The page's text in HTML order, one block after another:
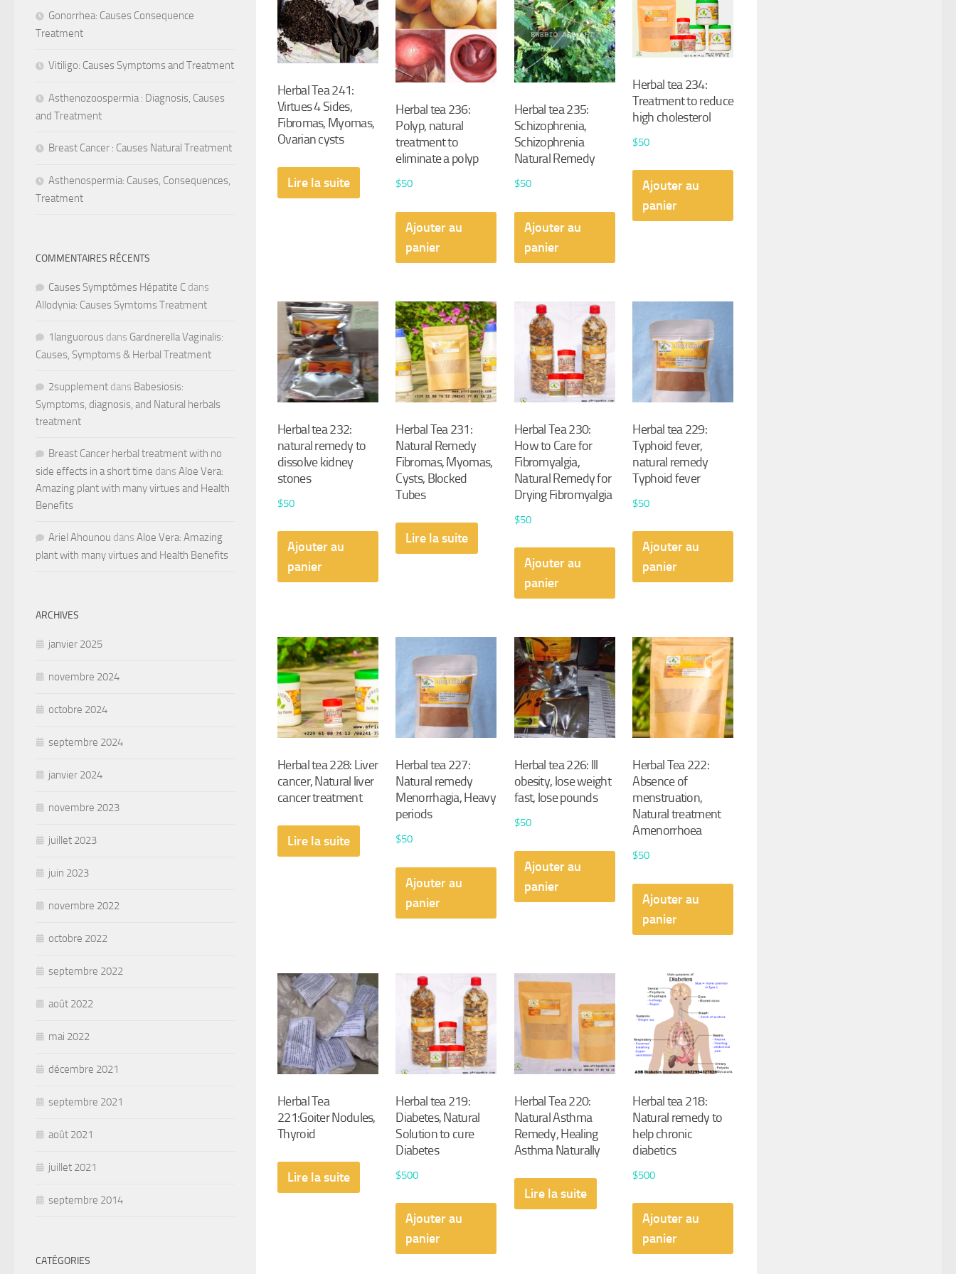
Herbal Tea 241:
Virtues 4 Sides,
Fibromas, Myomas,
Ovarian cysts
Lire la suite
Herbal tea 236:
Polyp, natural
treatment to
eliminate a polyp
$50
Ajouter au
panier
Herbal tea 235:
Schizophrenia,
Schizophrenia
Natural Remedy
$50
Ajouter au
panier
Herbal tea 234:
Treatment to reduce
high cholesterol
$50
Ajouter au
panier
Herbal tea 232:
natural remedy to
dissolve kidney
stones
$50
Ajouter au
panier
Herbal Tea 231:
Natural Remedy
Fibromas, Myomas,
Cysts, Blocked
Tubes
Lire la suite
Herbal Tea 230:
How to Care for
Fibromyalgia,
Natural Remedy for
Drying Fibromyalgia
$50
Ajouter au
panier
Herbal tea 229:
Typhoid fever,
natural remedy
Typhoid fever
$50
Ajouter au
panier
Herbal tea 228: Liver
cancer, Natural liver
cancer treatment
Lire la suite
Herbal tea 227:
Natural remedy
Menorrhagia, Heavy
periods
$50
Ajouter au
panier
Herbal tea 226: Ill
obesity, lose weight
fast, lose pounds
$50
Ajouter au
panier
Herbal Tea 222:
Absence of
menstruation,
Natural treatment
Amenorrhoea
$50
Ajouter au
panier
Herbal Tea
221:Goiter Nodules,
Thyroid
Lire la suite
Herbal tea 219:
Diabetes, Natural
Solution to cure
Diabetes
$500
Ajouter au
panier
Herbal Tea 220:
Natural Asthma
Remedy, Healing
Asthma Naturally
Lire la suite
Herbal tea 218:
Natural remedy to
help chronic
diabetics
$500
Ajouter au
panier
Gonorrhea: Causes Consequence
Treatment
Vitiligo: Causes Symptoms and Treatment
Asthenozoospermia : Diagnosis, Causes
and Treatment
Breast Cancer : Causes Natural Treatment
Asthenospermia: Causes, Consequences,
Treatment
COMMENTAIRES RÉCENTS
Causes Symptômes Hépatite C dans
Allodynia: Causes Symtoms Treatment
1languorous dans Gardnerella Vaginalis:
Causes, Symptoms & Herbal Treatment
2supplement dans Babesiosis:
Symptoms, diagnosis, and Natural herbals
treatment
Breast Cancer herbal treatment with no
side effects in a short time dans Aloe Vera:
Amazing plant with many virtues and Health
Benefits
Ariel Ahounou dans Aloe Vera: Amazing
plant with many virtues and Health Benefits
ARCHIVES
janvier 2025
novembre 2024
octobre 2024
septembre 2024
janvier 2024
novembre 2023
juillet 2023
juin 2023
novembre 2022
octobre 2022
septembre 2022
août 2022
mai 2022
décembre 2021
septembre 2021
août 2021
juillet 2021
septembre 2014
CATÉGORIES